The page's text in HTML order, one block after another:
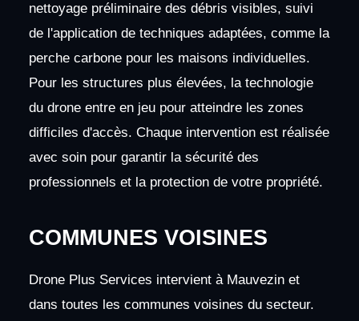
nettoyage préliminaire des débris visibles, suivi
de l'application de techniques adaptées, comme la
perche carbone pour les maisons individuelles.
Pour les structures plus élevées, la technologie
du drone entre en jeu pour atteindre les zones
difficiles d'accès. Chaque intervention est réalisée
avec soin pour garantir la sécurité des
professionnels et la protection de votre propriété.
COMMUNES VOISINES
Drone Plus Services intervient à Mauvezin et
dans toutes les communes voisines du secteur.